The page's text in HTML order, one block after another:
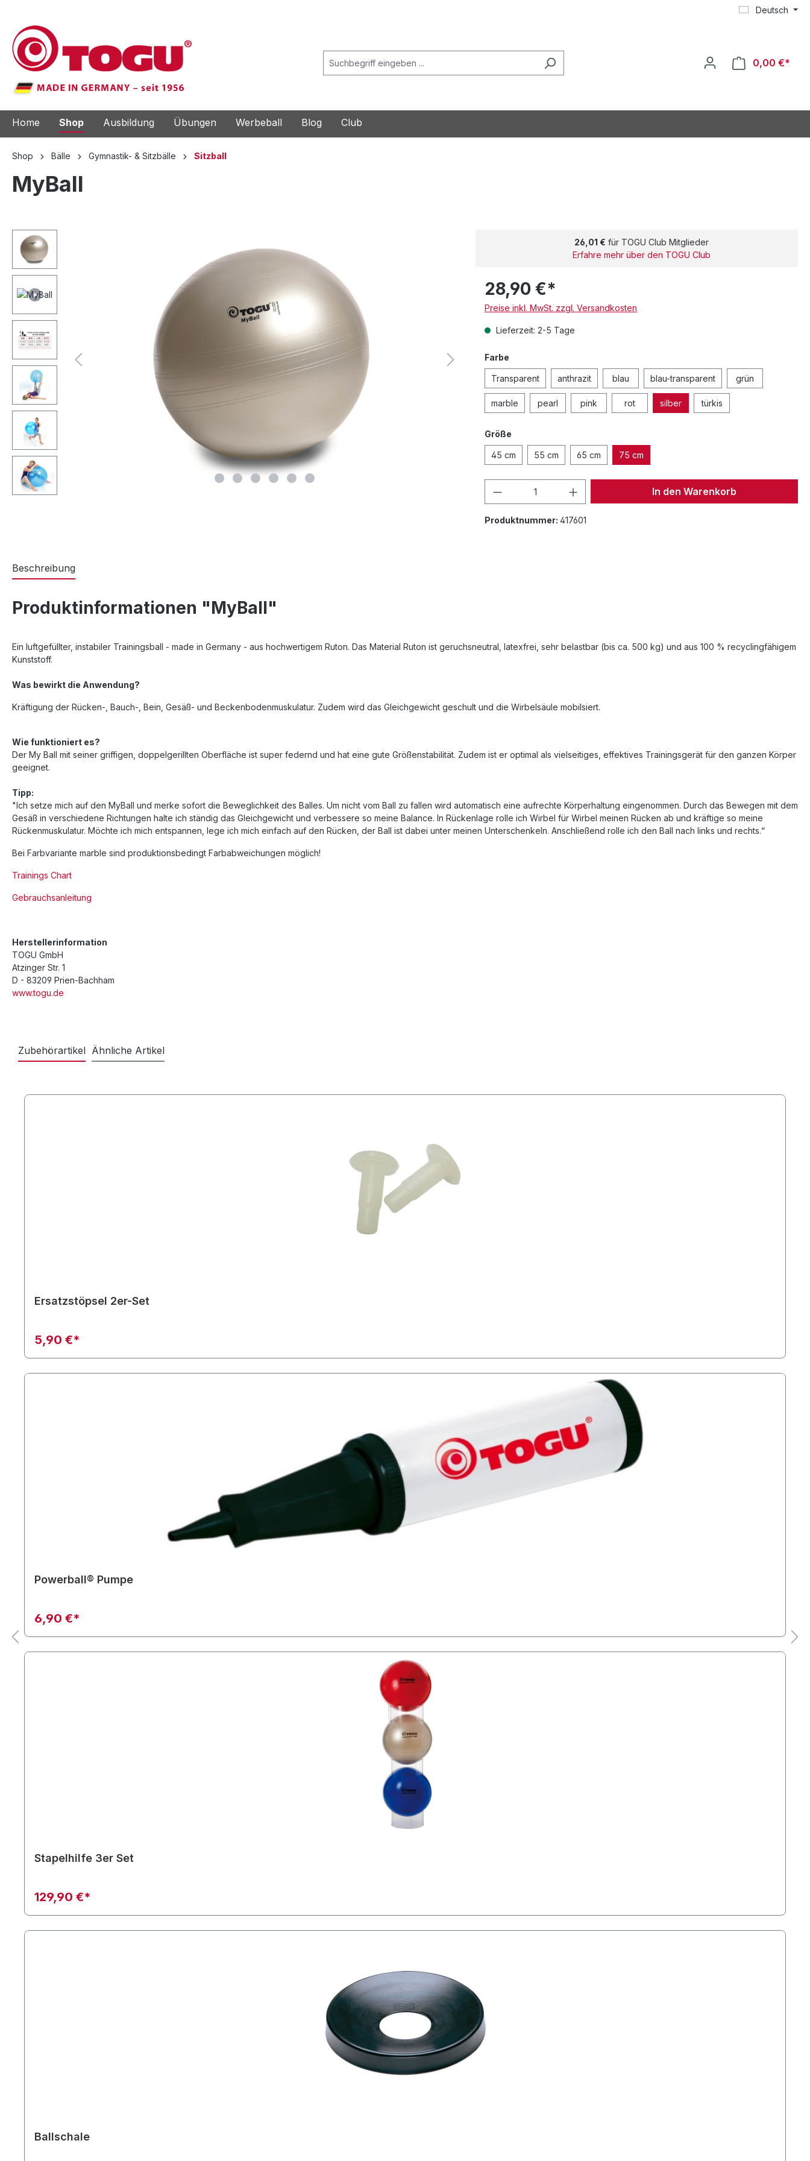
Deutsch
0,00 €*
Home Shop Ausbildung Übungen Werbeball Blog Club
Shop Bälle Gymnastik- & Sitzbälle Sitzball
MyBall
26,01 € für TOGU Club Mitglieder
Erfahre mehr über den TOGU Club
28,90 €*
Preise inkl. MwSt. zzgl. Versandkosten
Lieferzeit: 2-5 Tage
Farbe
Transparent anthrazit blau blau-transparent grün
marble pearl pink rot silber türkis
Größe
45 cm 55 cm 65 cm 75 cm
Produkt Anzahl: Gib den gewünschten Wert
In den Warenkorb
Produktnummer: 417601
Beschreibung
Produktinformationen "MyBall"
Ein luftgefüllter, instabiler Trainingsball - made in Germany - aus hochwertigem Ruton. Das Material Ruton ist geruchsneutral, latexfrei, sehr belastbar (bis ca. 500 kg) und aus 100 % recyclingfähigem
Kunststoff.
Was bewirkt die Anwendung?
Kräftigung der Rücken-, Bauch-, Bein, Gesäß- und Beckenbodenmuskulatur. Zudem wird das Gleichgewicht geschult und die Wirbelsäule mobilsiert.
Wie funktioniert es?
Der My Ball mit seiner griffigen, doppelgerillten Oberfläche ist super federnd und hat eine gute Größenstabilität. Zudem ist er optimal als vielseitiges, effektives Trainingsgerät für den ganzen Körper
geeignet.
Tipp:
"Ich setze mich auf den MyBall und merke sofort die Beweglichkeit des Balles. Um nicht vom Ball zu fallen wird automatisch eine aufrechte Körperhaltung eingenommen. Durch das Bewegen mit dem
Gesäß in verschiedene Richtungen halte ich ständig das Gleichgewicht und verbessere so meine Balance. In Rückenlage rolle ich Wirbel für Wirbel meinen Rücken ab und kräftige so meine
Rückenmuskulatur. Möchte ich mich entspannen, lege ich mich einfach auf den Rücken, der Ball ist dabei unter meinen Unterschenkeln. Anschließend rolle ich den Ball nach links und rechts.“
Bei Farbvariante marble sind produktionsbedingt Farbabweichungen möglich!
Trainings Chart
Gebrauchsanleitung
Herstellerinformation
TOGU GmbH
Atzinger Str. 1
D - 83209 Prien-Bachham
www.togu.de
Zubehörartikel Ähnliche Artikel
Ersatzstöpsel 2er-Set
5,90 €*
Powerball® Pumpe
6,90 €*
Stapelhilfe 3er Set
129,90 €*
Ballschale